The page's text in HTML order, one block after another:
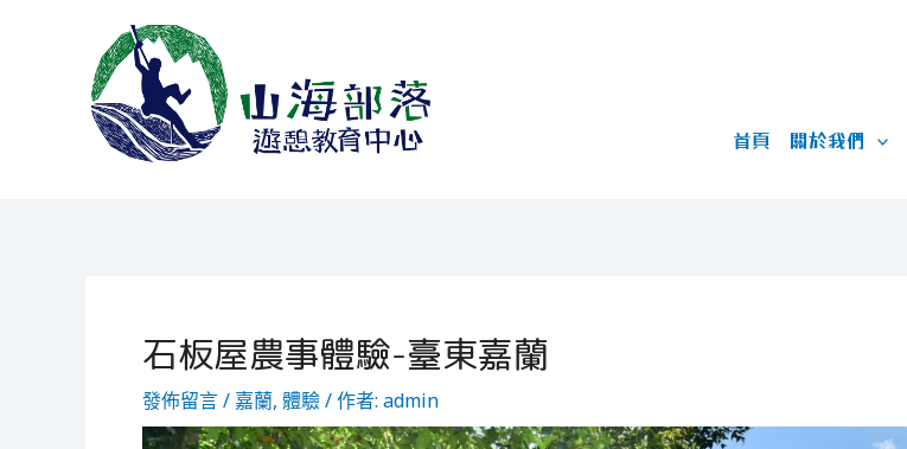
首頁 關於我們
石板屋農事體驗-臺東嘉蘭
發佈留言/ 嘉蘭, 體驗/ 作者: admin
navigation